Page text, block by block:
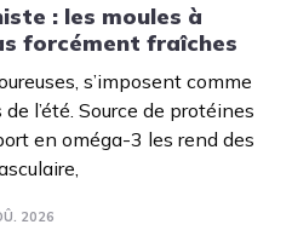
: les moules à
forcément fraîches
s’imposent comme
l’été. Source de protéines
en oméga-3 les rend des
2026